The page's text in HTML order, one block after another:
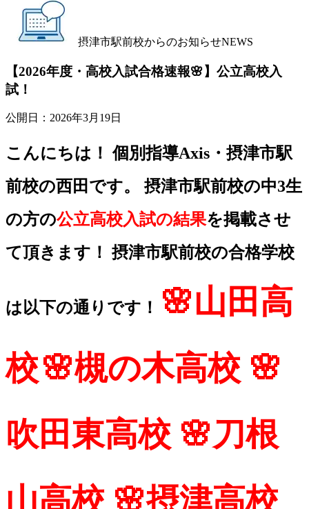
摂津市駅前校からのお知らせNEWS
【2026年度・高校入試合格速報🌸】公立高校入
試！
公開日： 2026年3月19日
こんにちは！ 個別指導Axis・摂津市駅
前校の西田です。 摂津市駅前校の中3生
の方の公立高校入試の結果を掲載させ
て頂きます！ 摂津市駅前校の合格学校
は以下の通りです！
🌸山田高
校🌸槻の木高校 🌸
吹田東高校 🌸刀根
山高校 🌸摂津高校